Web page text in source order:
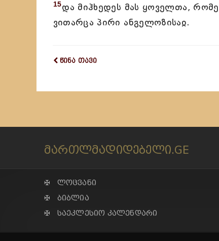
15და მიჰხედეს მას ყოველთა,
ვითარცა პირი ანგელოზისაჲ.
წინა თავი
მართლმადიდებელი.GE
✠ ლოცვანი
✠ ბიბლია
✠ საეკლესიო კალენდარი